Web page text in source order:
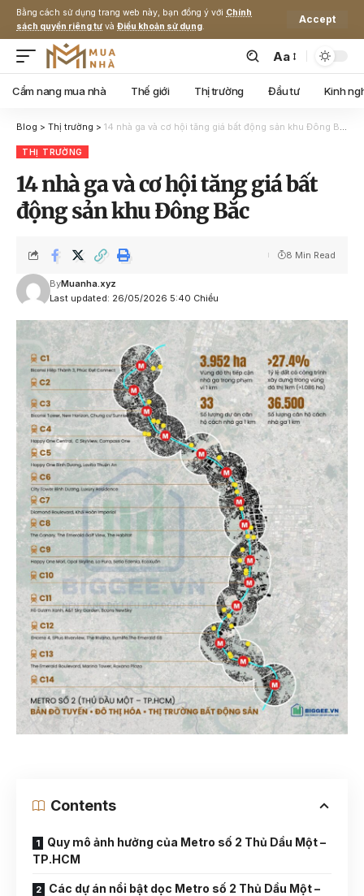
Bằng cách sử dụng trang web này, bạn đồng ý với Chính
sách quyền riêng tư và Điều khoản sử dụng.
Accept
Aa
Cẩm nang mua nhà Thế giới Thị trường Đầu tư Kinh
Blog > Thị trường > 14 nhà ga và cơ hội tăng giá bất động sản khu Đông Bắc
THỊ TRƯỜNG
14 nhà ga và cơ hội tăng giá bất
động sản khu Đông Bắc
Last updated: 26/05/2026 5:40 Chiều
ByMuanha.xyz
8 Min Read
Contents
Quy mô ảnh hưởng của Metro số 2 Thủ Dầu Một –
TP.HCM
Các dự án nổi bật dọc Metro số 2 Thủ Dầu Một –